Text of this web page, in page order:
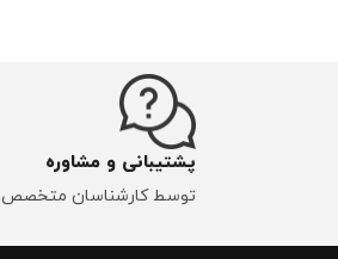
پشتیبانی و مشاوره
توسط کارشناسان متخصص